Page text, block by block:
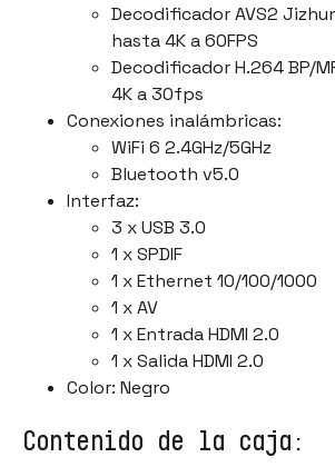
Decodificador AVS2
hasta 4K a 60FPS
Decodificador H.264 BP/
4K a 30fps
Conexiones inalámbricas:
WiFi 6 2.4GHz/5GHz
Bluetooth v5.0
Interfaz:
3 x USB 3.0
1 x SPDIF
1 x Ethernet 10/100/1000
1 x AV
1 x Entrada HDMI 2.0
1 x Salida HDMI 2.0
Color: Negro
Contenido de la caja: